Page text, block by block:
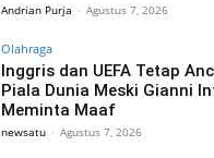
Andrian Purja - Agustus 7, 2026
Olahraga
Inggris dan UEFA Tetap
Piala Dunia Meski Gianni
Meminta Maaf
newsatu - Agustus 7, 2026